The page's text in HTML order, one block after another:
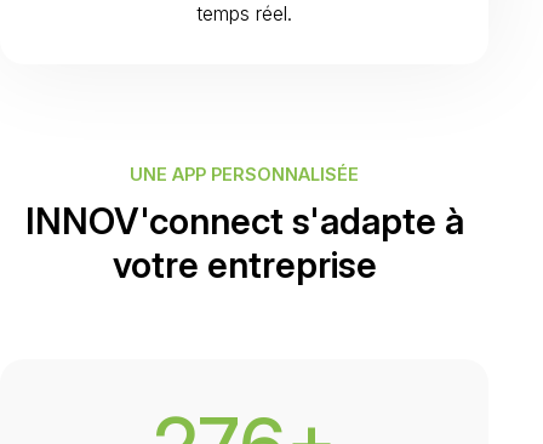
temps réel.
UNE APP PERSONNALISÉE
INNOV'connect s'adapte à
votre entreprise